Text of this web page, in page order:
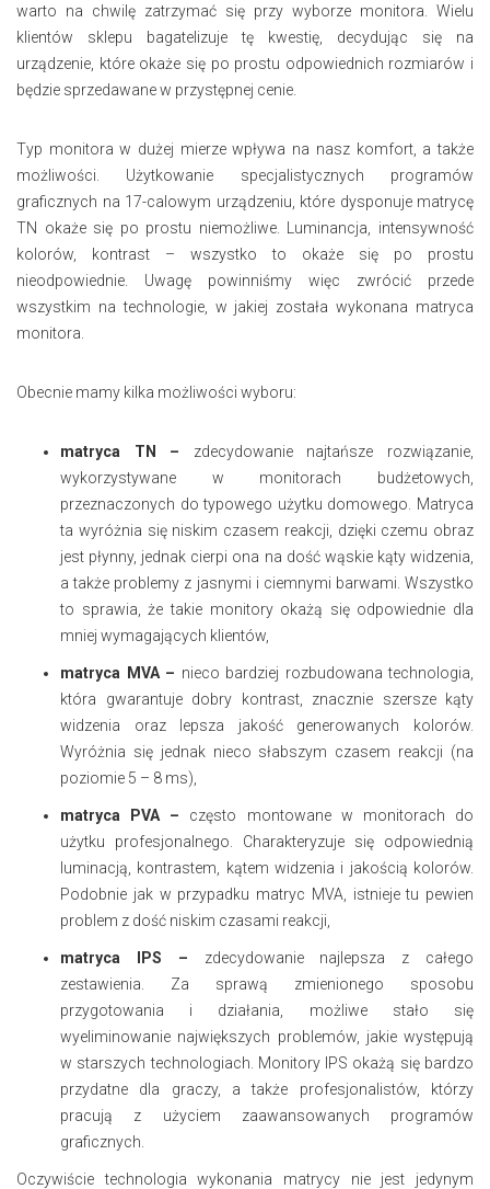
warto na chwilę zatrzymać się przy wyborze monitora. Wielu
klientów sklepu bagatelizuje tę kwestię, decydując się na
urządzenie, które okaże się po prostu odpowiednich rozmiarów i
będzie sprzedawane w przystępnej cenie.
Typ monitora w dużej mierze wpływa na nasz komfort, a także
możliwości. Użytkowanie specjalistycznych programów
graficznych na 17-calowym urządzeniu, które dysponuje matrycę
TN okaże się po prostu niemożliwe. Luminancja, intensywność
kolorów, kontrast – wszystko to okaże się po prostu
nieodpowiednie. Uwagę powinniśmy więc zwrócić przede
wszystkim na technologie, w jakiej została wykonana matryca
monitora.
Obecnie mamy kilka możliwości wyboru:
matryca TN – zdecydowanie najtańsze rozwiązanie,
wykorzystywane w monitorach budżetowych,
przeznaczonych do typowego użytku domowego. Matryca
ta wyróżnia się niskim czasem reakcji, dzięki czemu obraz
jest płynny, jednak cierpi ona na dość wąskie kąty widzenia,
a także problemy z jasnymi i ciemnymi barwami. Wszystko
to sprawia, że takie monitory okażą się odpowiednie dla
mniej wymagających klientów,
matryca MVA – nieco bardziej rozbudowana technologia,
która gwarantuje dobry kontrast, znacznie szersze kąty
widzenia oraz lepsza jakość generowanych kolorów.
Wyróżnia się jednak nieco słabszym czasem reakcji (na
poziomie 5 – 8 ms),
matryca PVA – często montowane w monitorach do
użytku profesjonalnego. Charakteryzuje się odpowiednią
luminacją, kontrastem, kątem widzenia i jakością kolorów.
Podobnie jak w przypadku matryc MVA, istnieje tu pewien
problem z dość niskim czasami reakcji,
matryca IPS – zdecydowanie najlepsza z całego
zestawienia. Za sprawą zmienionego sposobu
przygotowania i działania, możliwe stało się
wyeliminowanie największych problemów, jakie występują
w starszych technologiach. Monitory IPS okażą się bardzo
przydatne dla graczy, a także profesjonalistów, którzy
pracują z użyciem zaawansowanych programów
graficznych.
Oczywiście technologia wykonania matrycy nie jest jedynym